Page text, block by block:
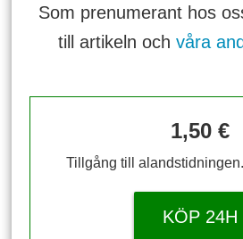
Som prenumerant hos
till artikeln och våra
1,50 €
Tillgång till
KÖP 24H